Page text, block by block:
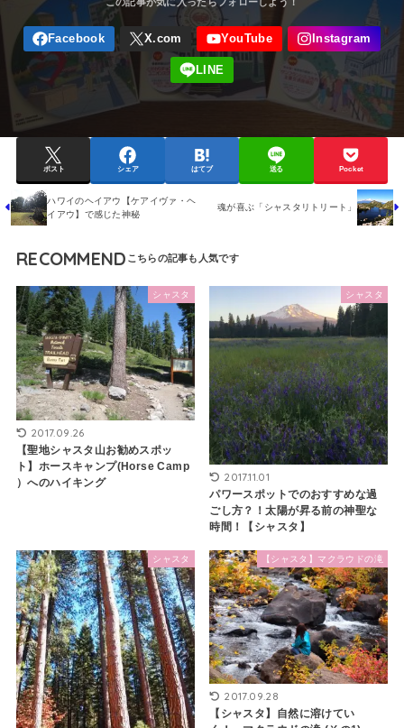
ポスト シェア はてブ 送る Pocket
ハワイのヘイアウ【ケアイヴァ・ヘ
イアウ】で感じた神秘
魂が喜ぶ「シャスタリトリート」
RECOMMEND
シャスタ
2017.09.26
【聖地シャスタ山お勧めスポッ
ト】ホースキャンプ(Horse Camp
）へのハイキング
シャスタ
2017.11.01
パワースポットでのおすすめな過
ごし方？！太陽が昇る前の神聖な
時間！【シャスタ】
シャスタ 【シャスタ】マクラウドの滝
2017.09.28
【シャスタ】自然に溶けてい